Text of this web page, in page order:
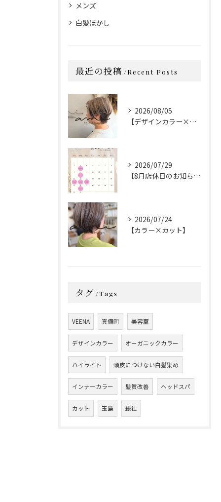
メンズ
白髪ぼかし
最近の投稿 Recent Posts
2026/08/05
【デザインカラー×カット】
2026/07/29
【8月店休日のお知らせ】
2026/07/24
【カラー×カット】
タグ Tags
VEENA 真備町 美容室
デザインカラー オーガニックカラー
ハイライト 頭皮につけない白髪染め
インナーカラー 髪質改善 ヘッドスパ
カット 玉島 総社